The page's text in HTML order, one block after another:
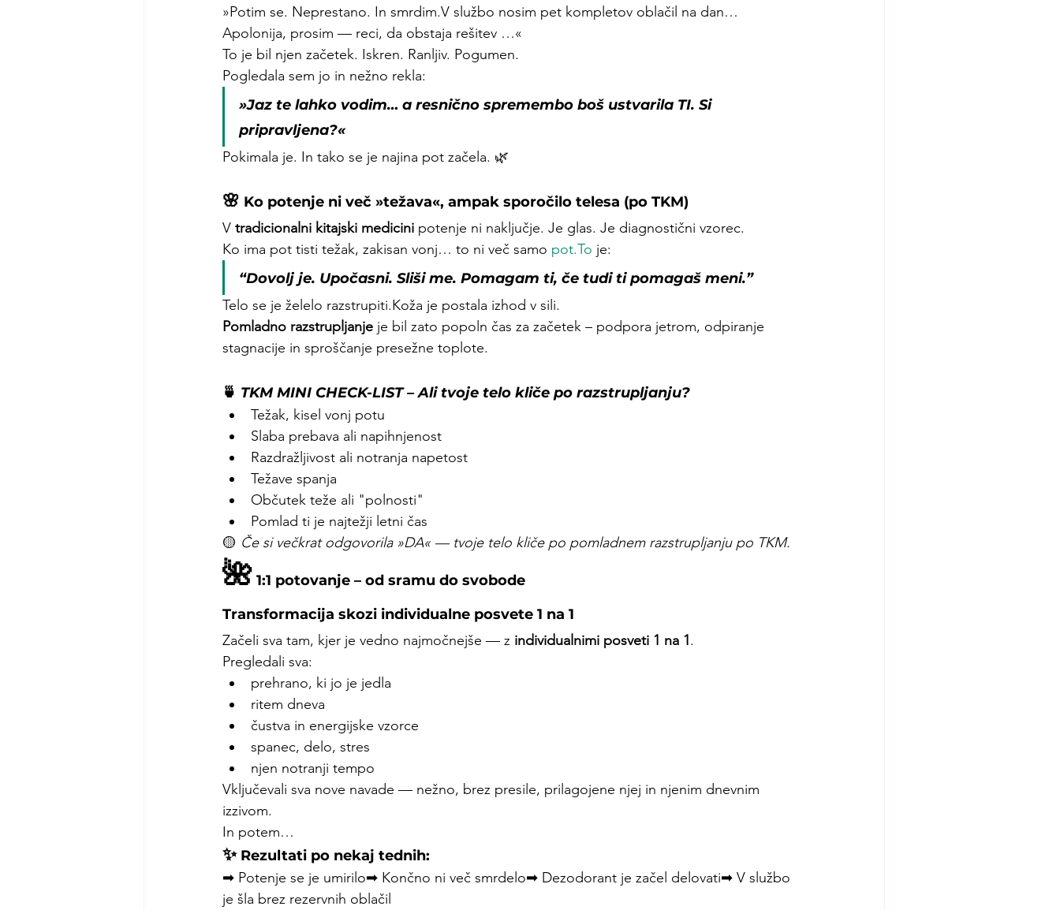
»Potim se. Neprestano. In smrdim.V službo nosim pet kompletov oblačil na dan…
Apolonija, prosim — reci, da obstaja rešitev …«
To je bil njen začetek. Iskren. Ranljiv. Pogumen.
Pogledala sem jo in nežno rekla:
»Jaz te lahko vodim… a resnično spremembo boš ustvarila TI. Si
pripravljena?«
Pokimala je. In tako se je najina pot začela. 🌿
🌸 Ko potenje ni več »težava«, ampak sporočilo telesa (po TKM)
V tradicionalni kitajski medicini potenje ni naključje. Je glas. Je diagnostični vzorec.
Ko ima pot tisti težak, zakisan vonj… to ni več samo pot.To je:
“Dovolj je. Upočasni. Sliši me. Pomagam ti, če tudi ti pomagaš meni.”
Telo se je želelo razstrupiti.Koža je postala izhod v sili.
Pomladno razstrupljanje je bil zato popoln čas za začetek – podpora jetrom, odpiranje
stagnacije in sprošča­nje presežne toplote.
🍵 TKM MINI CHECK-LIST – Ali tvoje telo kliče po razstrupljanju?
Težak, kisel vonj potu
Slaba prebava ali napihnjenost
Razdražljivost ali notranja napetost
Težave spanja
Občutek teže ali "polnosti"
Pomlad ti je najtežji letni čas
🟡 Če si večkrat odgovorila »DA« — tvoje telo kliče po pomladnem razstrupljanju po TKM.
🌺 1:1 potovanje – od sramu do svobode
Transformacija skozi individualne posvete 1 na 1
Začeli sva tam, kjer je vedno najmočnejše — z individualnimi posveti 1 na 1.
Pregledali sva:
prehrano, ki jo je jedla
ritem dneva
čustva in energijske vzorce
spanec, delo, stres
njen notranji tempo
Vključevali sva nove navade — nežno, brez presile, prilagojene njej in njenim dnevnim
izzivom.
In potem…
✨ Rezultati po nekaj tednih:
➡ Potenje se je umirilo➡ Končno ni več smrdelo➡ Dezodorant je začel delovati➡ V službo
je šla brez rezervnih oblačil